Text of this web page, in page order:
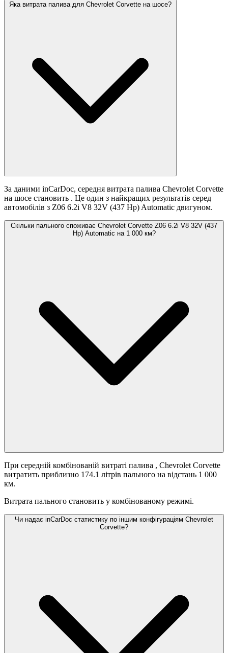
Яка витрата палива для Chevrolet Corvette на шосе?
За даними inCarDoc, середня витрата палива Chevrolet Corvette
на шосе становить . Це один з найкращих результатів серед
автомобілів з Z06 6.2i V8 32V (437 Hp) Automatic двигуном.
Скільки пального споживає Chevrolet Corvette Z06 6.2i V8 32V (437
Hp) Automatic на 1 000 км?
При середній комбінованій витраті палива , Chevrolet Corvette
витратить приблизно 174.1 літрів пального на відстань 1 000
км.
Витрата пального становить у комбінованому режимі.
Чи надає inCarDoc статистику по іншим конфігураціям Chevrolet
Corvette?